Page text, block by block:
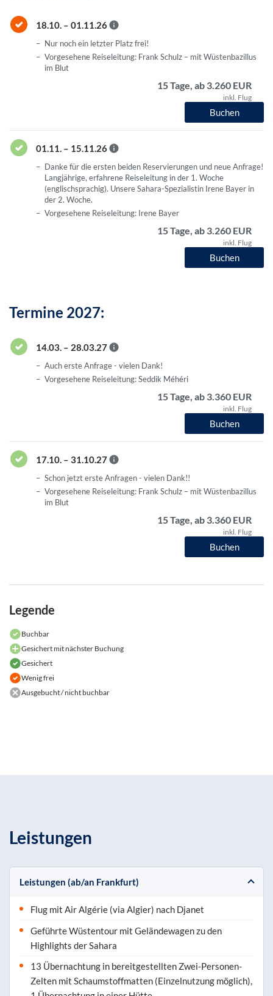
18.10. – 01.11.26
Nur noch ein letzter Platz frei!
Vorgesehene Reiseleitung: Frank Schulz – mit Wüstenbazillus
im Blut
15 Tage, ab 3.260 EUR
inkl. Flug
Buchen
01.11. – 15.11.26
Danke für die ersten beiden Reservierungen und neue Anfrage!
Langjährige, erfahrene Reiseleitung in der 1. Woche
(englischsprachig). Unsere Sahara-Spezialistin Irene Bayer in
der 2. Woche.
Vorgesehene Reiseleitung: Irene Bayer
15 Tage, ab 3.260 EUR
inkl. Flug
Buchen
Termine 2027:
14.03. – 28.03.27
Auch erste Anfrage - vielen Dank!
Vorgesehene Reiseleitung: Seddik Méhéri
15 Tage, ab 3.360 EUR
inkl. Flug
Buchen
17.10. – 31.10.27
Schon jetzt erste Anfragen - vielen Dank!!
Vorgesehene Reiseleitung: Frank Schulz – mit Wüstenbazillus
im Blut
15 Tage, ab 3.360 EUR
inkl. Flug
Buchen
Legende
Buchbar
Gesichert mit nächster Buchung
Gesichert
Wenig frei
Ausgebucht / nicht buchbar
Leistungen
Leistungen (ab/an Frankfurt)
Flug mit Air Algérie (via Algier) nach Djanet
Geführte Wüstentour mit Geländewagen zu den
Highlights der Sahara
13 Übernachtung in bereitgestellten Zwei-Personen-
Zelten mit Schaumstoffmatten (Einzelnutzung möglich),